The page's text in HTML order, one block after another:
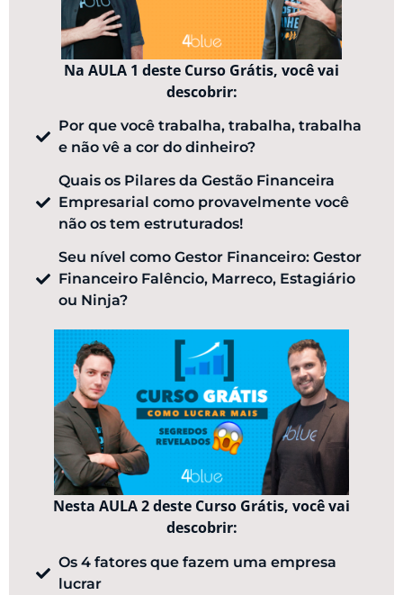
Na AULA 1 deste Curso Grátis, você vai
descobrir:
Por que você trabalha, trabalha, trabalha
e não vê a cor do dinheiro?
Quais os Pilares da Gestão Financeira
Empresarial como provavelmente você
não os tem estruturados!
Seu nível como Gestor Financeiro: Gestor
Financeiro Falêncio, Marreco, Estagiário
ou Ninja?
Nesta AULA 2 deste Curso Grátis, você vai
descobrir:
Os 4 fatores que fazem uma empresa
lucrar